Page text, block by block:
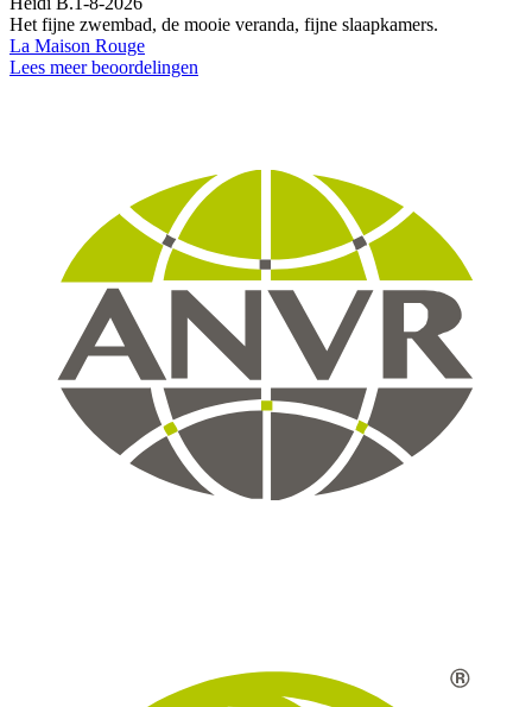
Het fijne zwembad, de mooie veranda, fijne slaapkamers.
La Maison Rouge
Lees meer beoordelingen